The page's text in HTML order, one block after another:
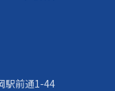
駅前通1-44